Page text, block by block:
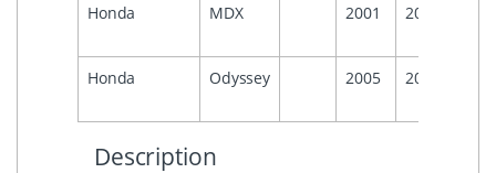
Honda MDX 2001 2006
Honda Odyssey 2005 2008
Description